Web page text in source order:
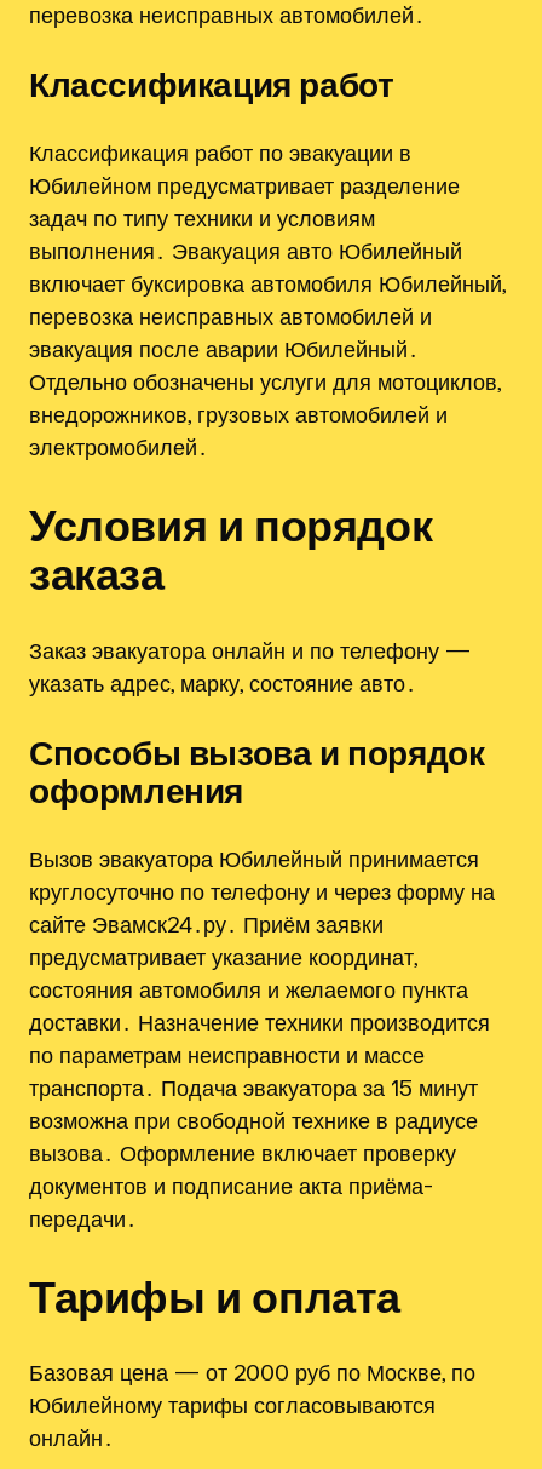
перевозка неисправных автомобилей․
Классификация работ
Классификация работ по эвакуации в
Юбилейном предусматривает разделение
задач по типу техники и условиям
выполнения․ Эвакуация авто Юбилейный
включает буксировка автомобиля Юбилейный,
перевозка неисправных автомобилей и
эвакуация после аварии Юбилейный․
Отдельно обозначены услуги для мотоциклов,
внедорожников, грузовых автомобилей и
электромобилей․
Условия и порядок
заказа
Заказ эвакуатора онлайн и по телефону —
указать адрес, марку, состояние авто․
Способы вызова и порядок
оформления
Вызов эвакуатора Юбилейный принимается
круглосуточно по телефону и через форму на
сайте Эвамск24․ру․ Приём заявки
предусматривает указание координат,
состояния автомобиля и желаемого пункта
доставки․ Назначение техники производится
по параметрам неисправности и массе
транспорта․ Подача эвакуатора за 15 минут
возможна при свободной технике в радиусе
вызова․ Оформление включает проверку
документов и подписание акта приёма-
передачи․
Тарифы и оплата
Базовая цена — от 2000 руб по Москве, по
Юбилейному тарифы согласовываются
онлайн․